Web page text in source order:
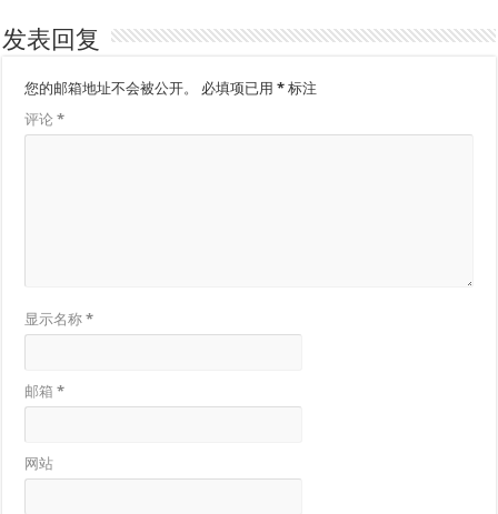
发表回复
您的邮箱地址不会被公开。 必填项已用* 标注
评论*
显示名称*
邮箱*
网站